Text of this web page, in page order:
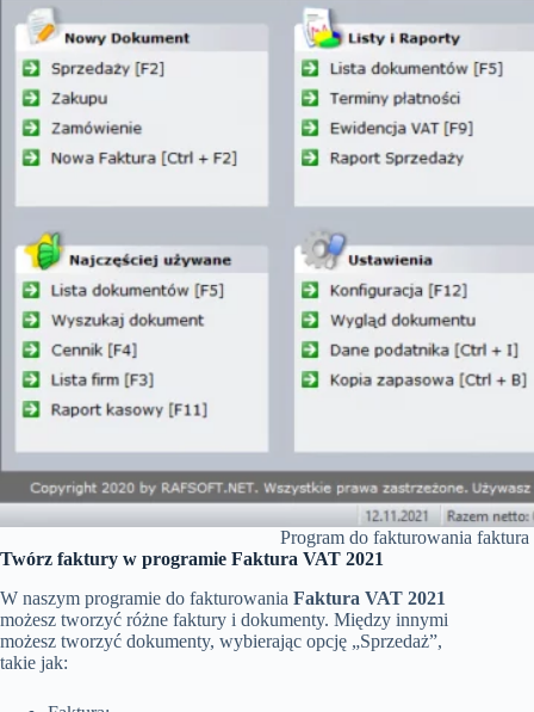
Program do fakturowania
Twórz faktury w programie Faktura VAT 2021
W naszym programie do fakturowania Faktura VAT 2021
możesz tworzyć różne faktury i dokumenty. Między innymi
możesz tworzyć dokumenty, wybierając opcję „Sprzedaż”,
takie jak: